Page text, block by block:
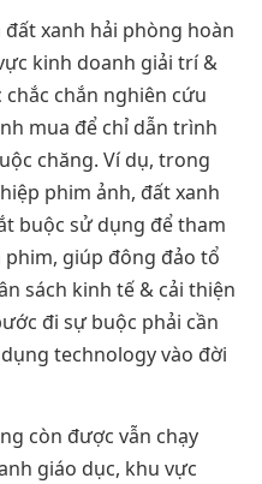
xanh hải phòng hoàn
kinh doanh giải trí &
chắn nghiên cứu
mua để chỉ dẫn trình
chăng. Ví dụ, trong
phim ảnh, đất xanh
buộc sử dụng để tham
giúp đông đảo tổ
sách kinh tế & cải thiện
đi sự buộc phải cần
technology vào đời
còn được vẫn chạy
giáo dục, khu vực